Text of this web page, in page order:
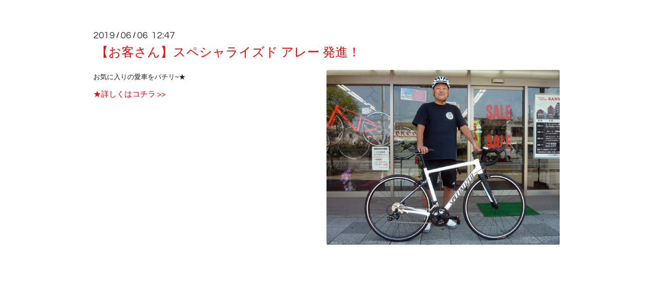
2019 / 06 / 06 12:47
【お客さん】スペシャライズド アレー 発進！
お気に入りの愛車をパチリ~★
★詳しくはコチラ >>